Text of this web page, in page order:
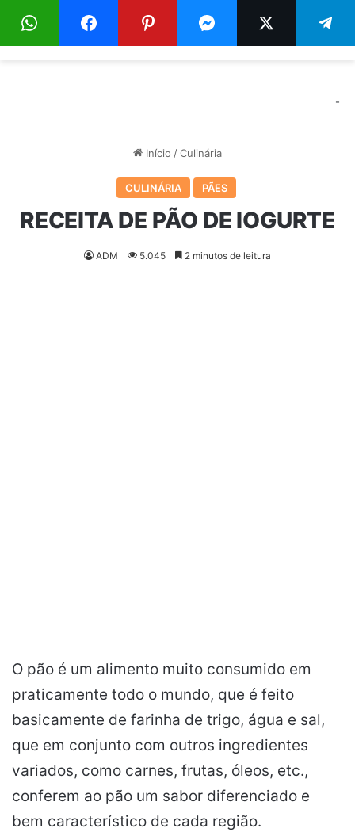
Menu
-
Início /Culinária
CULINÁRIA PÃES
RECEITA DE PÃO DE IOGURTE
ADM 5.045 2 minutos de leitura
O pão é um alimento muito consumido em
praticamente todo o mundo, que é feito
basicamente de farinha de trigo, água e sal,
que em conjunto com outros ingredientes
variados, como carnes, frutas, óleos, etc.,
conferem ao pão um sabor diferenciado e
bem característico de cada região.